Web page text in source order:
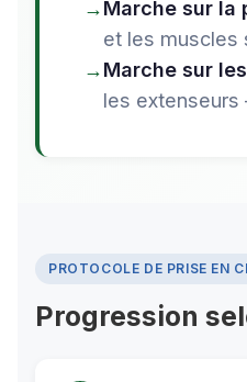
Marche sur la
et les muscles
Marche sur
les
PROTOCOLE DE PRISE EN
Progression